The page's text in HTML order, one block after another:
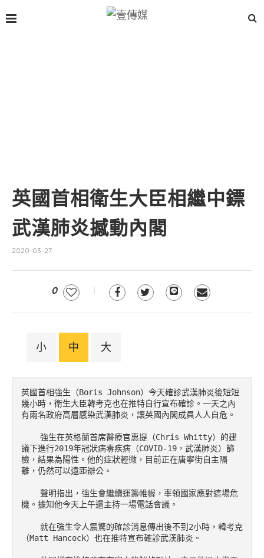
英國首相衛生大臣相繼中鏢
武漢肺炎撼動內閣
2020-03-27
0
小 中 大
英國首相強生（Boris Johnson）今天確診武漢肺炎後短短
幾小時，衛生大臣韓考克也在推特自行宣布確診。一天之內
有兩名政府高層感染武漢肺炎，讓英國內閣成員人人自危。
議下進行2019年冠狀病毒疾病（COVID-19，武漢肺炎）篩
檢，結果為陽性。他的症狀輕微，目前正在唐寧街自主隔
離，仍然可以遠距辦公。
機。據知他今天上午還主持一場電話會議。
（Matt Hancock）也在推特宣布確診武漢肺炎。